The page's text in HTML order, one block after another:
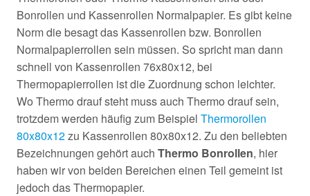
Bonrollen und Kassenrollen Normalpapier. Es gibt keine
Norm die besagt das Kassenrollen bzw. Bonrollen
Normalpapierrollen sein müssen. So spricht man dann
schnell von Kassenrollen 76x80x12, bei
Thermopapierrollen ist die Zuordnung schon leichter.
Wo Thermo drauf steht muss auch Thermo drauf sein,
trotzdem werden häufig zum Beispiel Thermorollen
80x80x12zu Kassenrollen 80x80x12. Zu den beliebten
Bezeichnungen gehört auch Thermo Bonrollen, hier
haben wir von beiden Bereichen einen Teil gemeint ist
jedoch das Thermopapier.